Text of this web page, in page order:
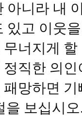
아니라 내
있고 이웃
무너지게
정직한 의
패망하면
을 보십시